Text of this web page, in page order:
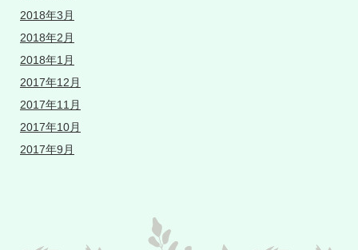
2018年3月
2018年2月
2018年1月
2017年12月
2017年11月
2017年10月
2017年9月